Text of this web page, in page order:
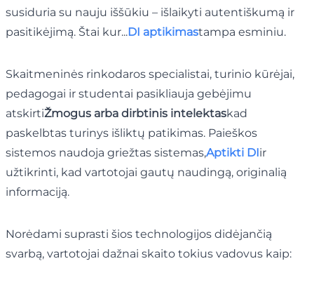
susiduria su nauju iššūkiu – išlaikyti autentiškumą ir
pasitikėjimą. Štai kur...DI aptikimastampa esminiu.
Skaitmeninės rinkodaros specialistai, turinio kūrėjai,
pedagogai ir studentai pasikliauja gebėjimu
atskirtiŽmogus arba dirbtinis intelektaskad
paskelbtas turinys išliktų patikimas. Paieškos
sistemos naudoja griežtas sistemas,Aptikti DIir
užtikrinti, kad vartotojai gautų naudingą, originalią
informaciją.
Norėdami suprasti šios technologijos didėjančią
svarbą, vartotojai dažnai skaito tokius vadovus kaip: